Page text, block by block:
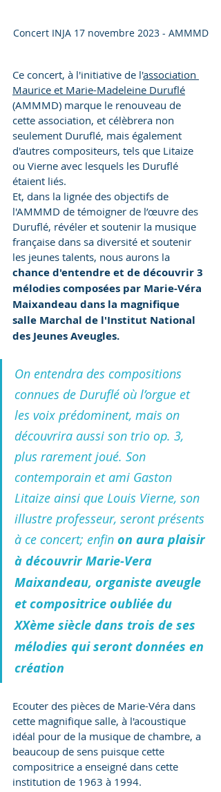
Concert INJA 17 novembre 2023 - AMMMD
Ce concert, à l'initiative de l'association
Maurice et Marie-Madeleine Duruflé
(AMMMD) marque le renouveau de
cette association, et célèbrera non
seulement Duruflé, mais également
d'autres compositeurs, tels que Litaize
ou Vierne avec lesquels les Duruflé
étaient liés.
Et, dans la lignée des objectifs de
l'AMMMD de témoigner de l’œuvre des
Duruflé, révéler et soutenir la musique
française dans sa diversité et soutenir
les jeunes talents, nous aurons la
chance d'entendre et de découvrir 3
mélodies composées par Marie-Véra
Maixandeau dans la magnifique
salle Marchal de l'Institut National
des Jeunes Aveugles.
On entendra des compositions
connues de Duruflé où l’orgue et
les voix prédominent, mais on
découvrira aussi son trio op. 3,
plus rarement joué. Son
contemporain et ami Gaston
Litaize ainsi que Louis Vierne, son
illustre professeur, seront présents
à ce concert; enfin on aura plaisir
à découvrir Marie-Vera
Maixandeau, organiste aveugle
et compositrice oubliée du
XXème siècle dans trois de ses
mélodies qui seront données en
création
Ecouter des pièces de Marie-Véra dans
cette magnifique salle, à l'acoustique
idéal pour de la musique de chambre, a
beaucoup de sens puisque cette
compositrice a enseigné dans cette
institution de 1963 à 1994.